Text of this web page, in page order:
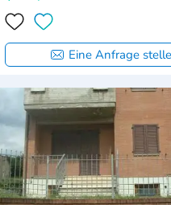
Eine Anfrage